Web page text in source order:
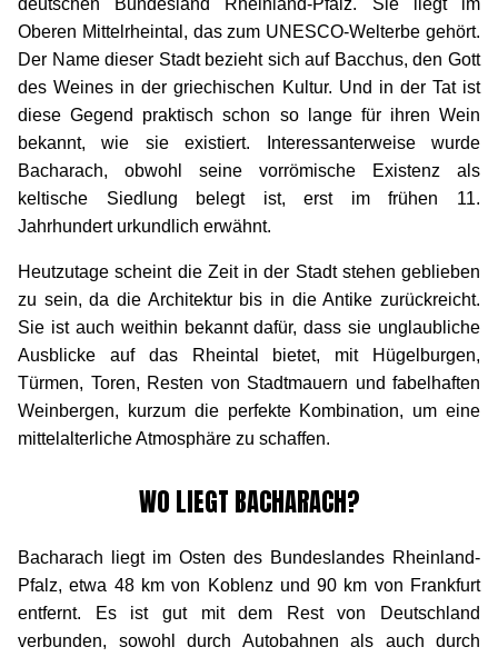
Oberen Mittelrheintal, das zum UNESCO-Welterbe gehört.
Der Name dieser Stadt bezieht sich auf Bacchus, den Gott
des Weines in der griechischen Kultur. Und in der Tat ist
diese Gegend praktisch schon so lange für ihren Wein
bekannt, wie sie existiert. Interessanterweise wurde
Bacharach, obwohl seine vorrömische Existenz als
keltische Siedlung belegt ist, erst im frühen 11.
Jahrhundert urkundlich erwähnt.
Heutzutage scheint die Zeit in der Stadt stehen geblieben
zu sein, da die Architektur bis in die Antike zurückreicht.
Sie ist auch weithin bekannt dafür, dass sie unglaubliche
Ausblicke auf das Rheintal bietet, mit Hügelburgen,
Türmen, Toren, Resten von Stadtmauern und fabelhaften
Weinbergen, kurzum die perfekte Kombination, um eine
mittelalterliche Atmosphäre zu schaffen.
WO LIEGT BACHARACH?
Bacharach liegt im Osten des Bundeslandes Rheinland-
Pfalz, etwa 48 km von Koblenz und 90 km von Frankfurt
entfernt. Es ist gut mit dem Rest von Deutschland
verbunden, sowohl durch Autobahnen als auch durch